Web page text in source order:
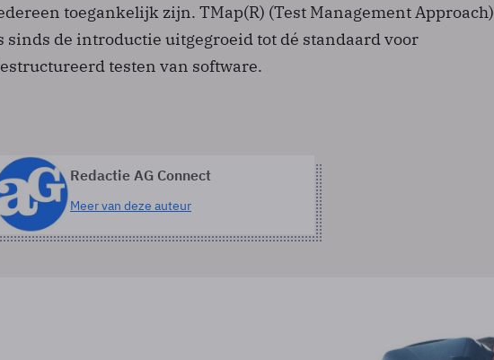
toegankelijk zijn. TMap(R) (Test Management Approach)
sinds de introductie uitgegroeid tot dé standaard voor
testen van software.
Redactie AG Connect
Meer van deze auteur